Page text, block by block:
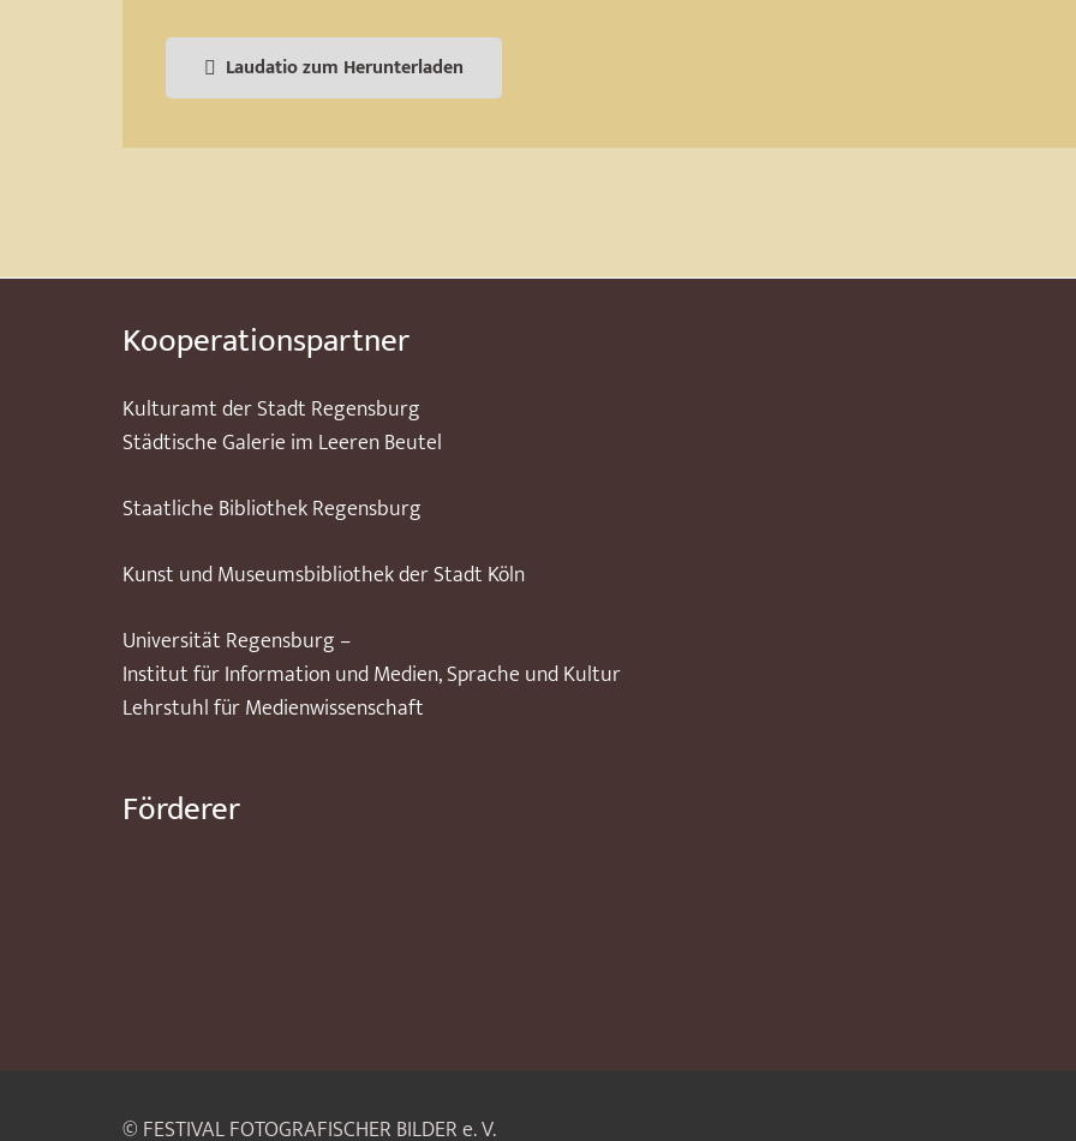
Laudatio zum Herunterladen
Kooperationspartner
Kulturamt der Stadt Regensburg
Städtische Galerie im Leeren Beutel
Staatliche Bibliothek Regensburg
Kunst und Museumsbibliothek der Stadt Köln
Universität Regensburg –
Institut für Information und Medien, Sprache und Kultur
Lehrstuhl für Medienwissenschaft
Förderer
© FESTIVAL FOTOGRAFISCHER BILDER e. V.